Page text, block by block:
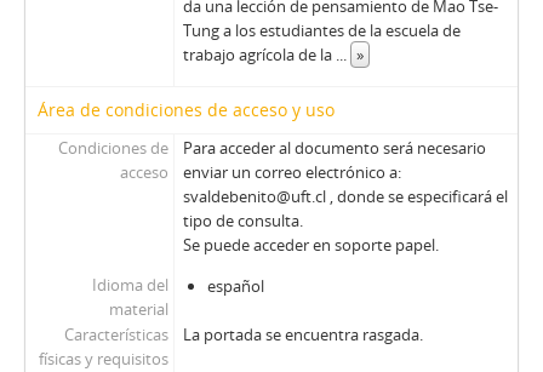
da una lección de pensamiento de Mao Tse-
Tung a los estudiantes de la escuela de
trabajo agrícola de la ... »
Área de condiciones de acceso y uso
Condiciones de
acceso
Para acceder al documento será necesario
enviar un correo electrónico a:
svaldebenito@uft.cl , donde se especificará el
tipo de consulta.
Se puede acceder en soporte papel.
Idioma del
material
español
Características
físicas y requisitos
La portada se encuentra rasgada.